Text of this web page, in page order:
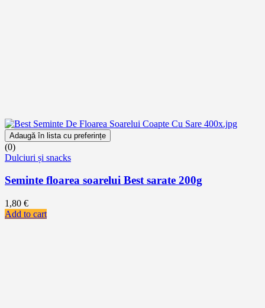
Adaugă în lista cu preferințe
(0)
Dulciuri și snacks
Seminte floarea soarelui Best sarate 200g
1,80 €
Add to cart